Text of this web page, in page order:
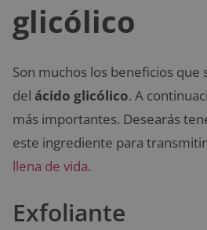
glicólico
Son muchos los beneficios
del ácido glicólico. A
más importantes. Desearás
este ingrediente para transmitir
llena de vida.
Exfoliante